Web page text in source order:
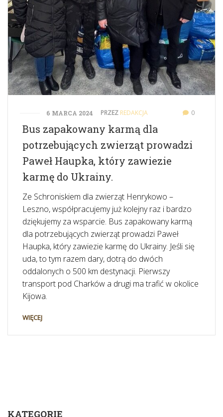
6 MARCA 2024 PRZEZ REDAKCJA 0
Bus zapakowany karmą dla
potrzebujących zwierząt prowadzi
Paweł Haupka, który zawiezie
karmę do Ukrainy.
Ze Schroniskiem dla zwierząt Henrykowo –
Leszno, współpracujemy już kolejny raz i bardzo
dziękujemy za wsparcie. Bus zapakowany karmą
dla potrzebujących zwierząt prowadzi Paweł
Haupka, który zawiezie karmę do Ukrainy. Jeśli się
uda, to tym razem dary, dotrą do dwóch
oddalonych o 500 km destynacji. Pierwszy
transport pod Charków a drugi ma trafić w okolice
Kijowa.
WIĘCEJ
KATEGORIE